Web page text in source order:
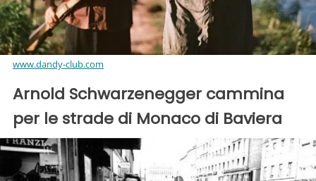
www.dandy-club.com
Arnold Schwarzenegger cammina
per le strade di Monaco di Baviera